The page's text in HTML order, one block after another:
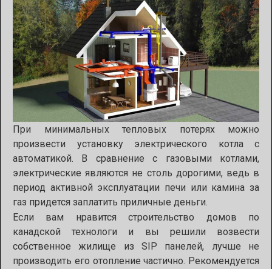
При минимальных тепловых потерях можно
произвести установку электрического котла с
автоматикой. В сравнение с газовыми котлами,
электрические являются не столь дорогими, ведь в
период активной эксплуатации печи или камина за
газ придется заплатить приличные деньги.
Если вам нравитсястроительство домов по
канадской технологи и вы решили возвести
собственное жилище из SIP панелей, лучше не
производить его отопление частично. Рекомендуется